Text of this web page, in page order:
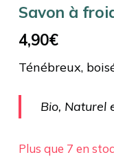
Savon à
4,90€
Ténébreux,
Bio, Naturel
Plus que 7 en